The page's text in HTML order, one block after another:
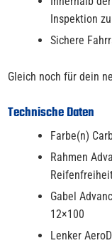
Inspektion
Sichere
Gleich noch für dein
Technische Daten
Farbe(n)
Rahmen
Gabel
12×100
Lenker